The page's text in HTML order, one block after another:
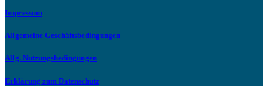
Impressum
Allgemeine Geschäftsbedingungen
Allg. Nutzungsbedingungen
Erklärung zum Datenschutz